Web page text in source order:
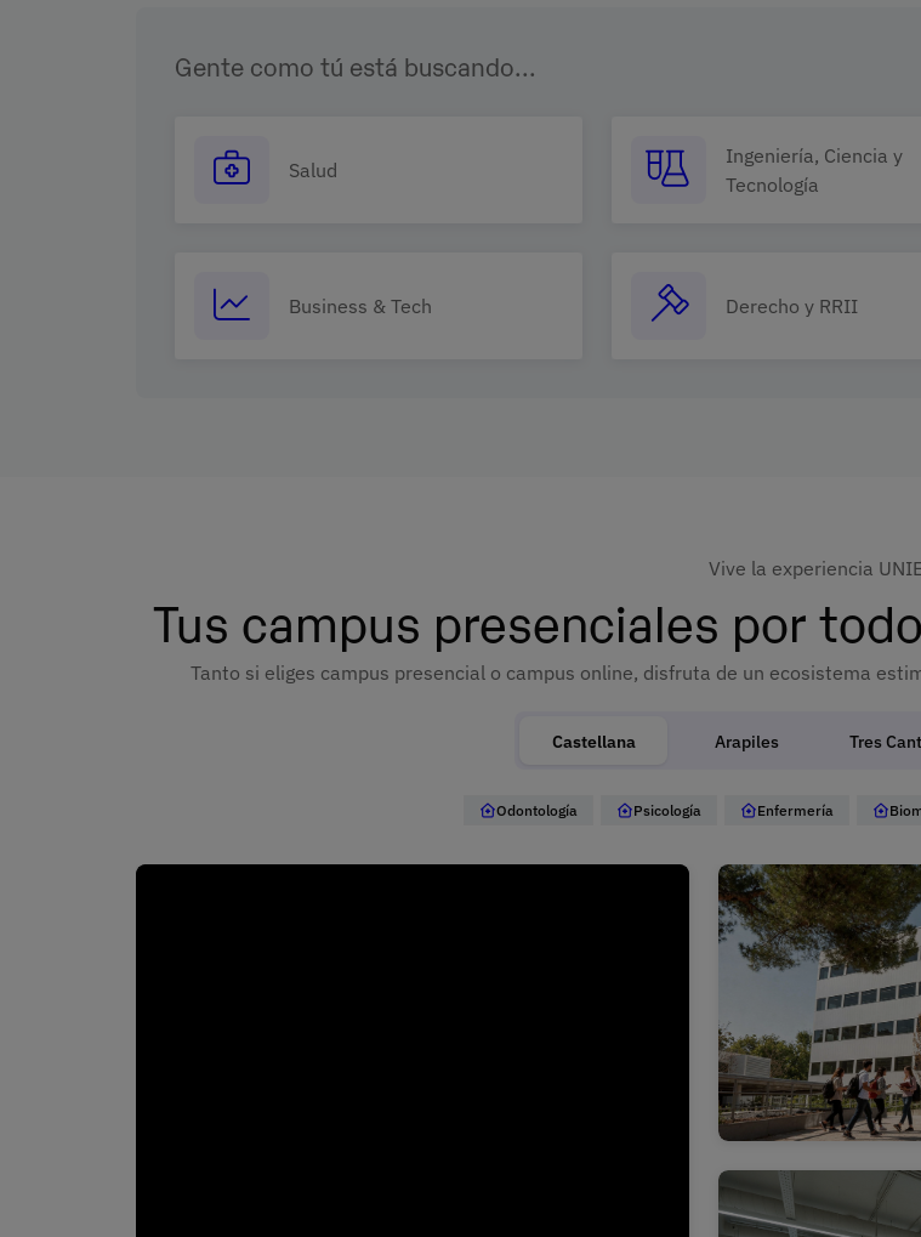
Gente como tú está buscando...
Salud
Ingeniería, Ciencia y
Tecnología
Business & Tech Derecho y RRII
Vive la experiencia UNIE
Tus campus presenciales por
Tanto si eliges campus presencial o campus online, disfruta de un ecosistema
Castellana Arapiles Tres
Odontología Psicología Enfermería